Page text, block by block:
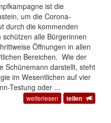
ist die
um die Corona-
durch die kommenden
alle Bürgerinnen
Öffnungen in allen
Bereichen. Wie der
Schünemann darstellt, steht
im Wesentlichen auf vier
Testung oder ...
weiterlesen teilen